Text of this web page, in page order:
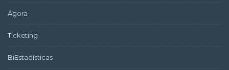
Ágora
Ticketing
BiEstadísticas